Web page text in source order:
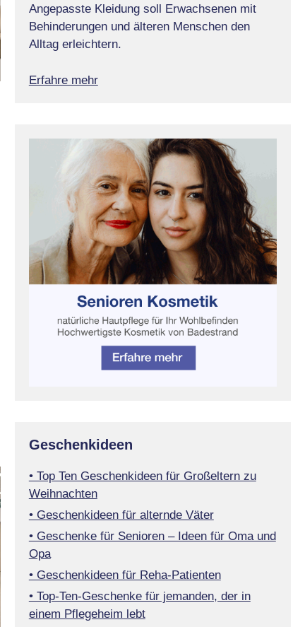
Angepasste Kleidung soll Erwachsenen mit
Behinderungen und älteren Menschen den
Alltag erleichtern.
Erfahre mehr
Geschenkideen
• Top Ten Geschenkideen für Großeltern zu
Weihnachten
• Geschenkideen für alternde Väter
• Geschenke für Senioren – Ideen für Oma und
Opa
• Geschenkideen für Reha-Patienten
• Top-Ten-Geschenke für jemanden, der in
einem Pflegeheim lebt